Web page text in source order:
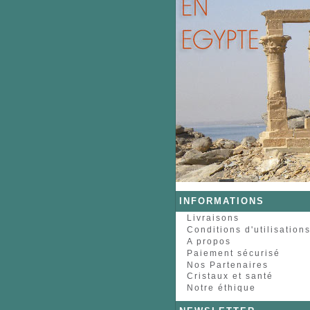
INFORMATIONS
Livraisons
Conditions d'utilisations
A propos
Paiement sécurisé
Nos Partenaires
Cristaux et santé
Notre éthique